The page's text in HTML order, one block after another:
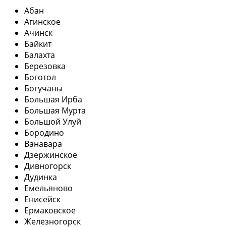
Абан
Агинское
Ачинск
Байкит
Балахта
Березовка
Боготол
Богучаны
Большая Ирба
Большая Мурта
Большой Улуй
Бородино
Ванавара
Дзержинское
Дивногорск
Дудинка
Емельяново
Енисейск
Ермаковское
Железногорск